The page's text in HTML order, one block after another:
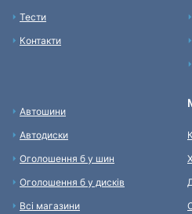
Тести
Контакти
Автошини
Автодиски
Оголошення б у шин
Оголошення б у дисків
Всі магазини